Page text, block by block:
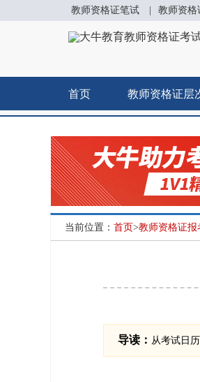
教师资格证笔试 教师资格
首页 教师资格证层
当前位置： 首页>教师资格证报
导读： 从考试日